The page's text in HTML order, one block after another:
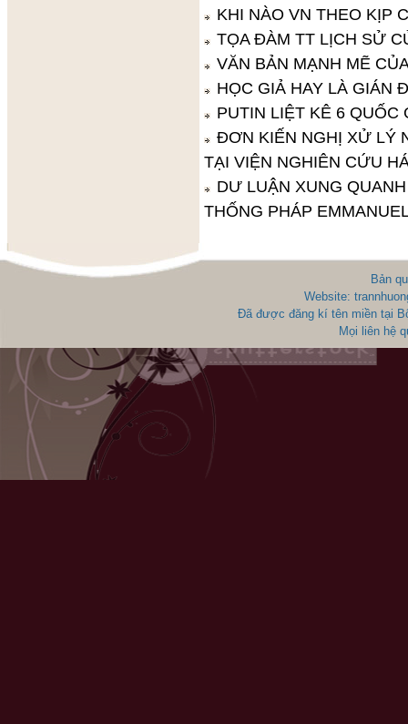
KHI NÀO VN THEO KỊP
TỌA ĐÀM TT LỊCH SỬ
VĂN BẢN MẠNH MẼ
HỌC GIẢ HAY LÀ GIÁN
PUTIN LIỆT KÊ 6 QUỐC
ĐƠN KIẾN NGHỊ XỬ LÝ
TẠI VIỆN NGHIÊN CỨU
DƯ LUẬN XUNG
THỐNG PHÁP
Bản
Website:
Đã được đăng kí tên miền tại
Mọi liên hệ